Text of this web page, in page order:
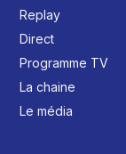
Replay
Direct
Programme TV
La chaine
Le média